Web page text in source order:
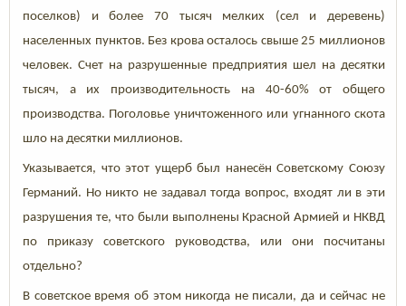
поселков) и более 70 тысяч мелких (сел и деревень)
населенных пунктов. Без крова осталось свыше 25 миллионов
человек. Счет на разрушенные предприятия шел на десятки
тысяч, а их производительность на 40-60% от общего
производства. Поголовье уничтоженного или угнанного скота
шло на десятки миллионов.
Указывается, что этот ущерб был нанесён Советскому Союзу
Германий. Но никто не задавал тогда вопрос, входят ли в эти
разрушения те, что были выполнены Красной Армией и НКВД
по приказу советского руководства, или они посчитаны
отдельно?
В советское время об этом никогда не писали, да и сейчас не